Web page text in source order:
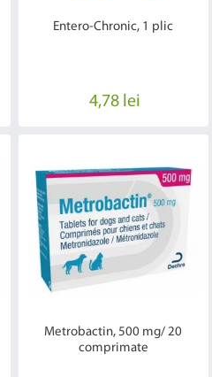
Entero-Chronic, 1 plic
4,78 lei
Metrobactin, 500 mg/ 20
comprimate